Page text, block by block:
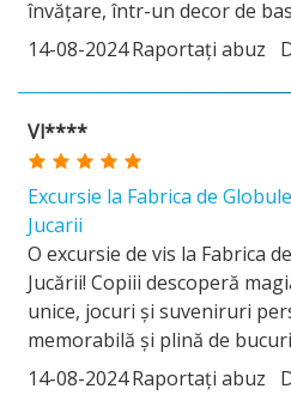
învățare, într-un decor de
14-08-2024Raportați abuz
Vl****
Excursie la Fabrica de
Jucarii
O excursie de vis la Fabrica
Jucării! Copiii descoperă
unice, jocuri și suveniruri
memorabilă și plină de
14-08-2024Raportați abuz